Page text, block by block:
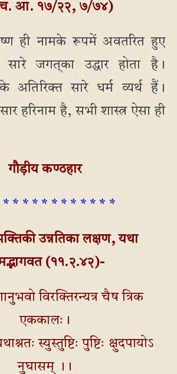
आ. १७/२२, ७/७४)
ही नामके रूपमें अवतरित हुए
जगत्‌का उद्धार होता है।
अतिरिक्त सारे धर्म व्यर्थ हैं।
हरिनाम है, सभी शास्त्र ऐसा ही
गौड़ीय कण्ठहार
* * * * * * * * * * * *
उन्नतिका लक्षण, यथा
(११.२.४२)-
विरक्तिरन्यत्र चैष त्रिक
एककालः।
स्युस्तुष्टिः पुष्टिः क्षुदपायोऽ
नुघासम् ।।